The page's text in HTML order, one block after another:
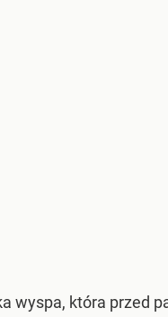
wyspa, która przed